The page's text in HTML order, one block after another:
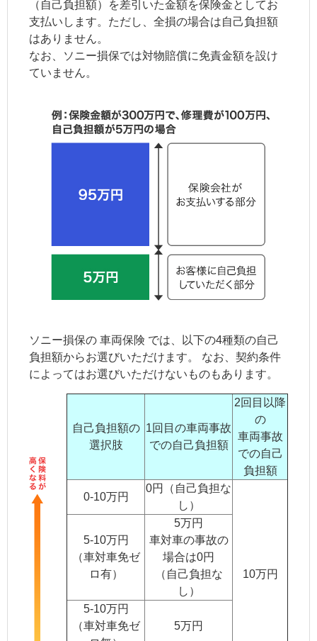
（自己負担額）を差引いた金額を保険金としてお
支払いします。ただし、全損の場合は自己負担額
はありません。
なお、ソニー損保では対物賠償に免責金額を設け
ていません。
ソニー損保の 車両保険 では、以下の4種類の自己
負担額からお選びいただけます。 なお、契約条件
によってはお選びいただけないものもあります。
自己負担額の
選択肢
1回目の車両事故
での自己負担額
2回目以降
の
車両事故
での自己
負担額
0-10万円
0円（自己負担な
し）
10万円
5-10万円
（車対車免ゼ
ロ有）
5万円
車対車の事故の
場合は0円
（自己負担な
し）
5-10万円
（車対車免ゼ
5万円